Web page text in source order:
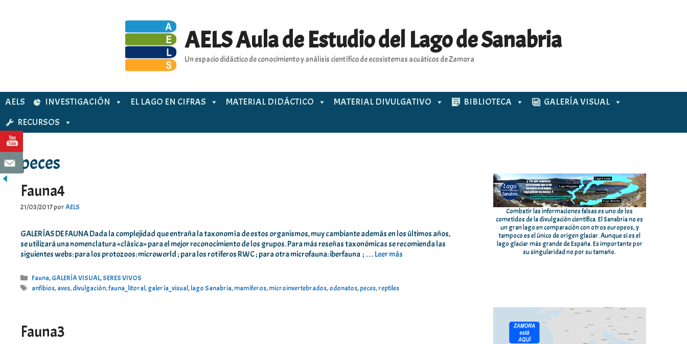
AELS Aula de Estudio del Lago de Sanabria
Un espacio didáctico de conocimiento y análisis científico de ecosistemas acuáticos de Zamora
AELS INVESTIGACIÓN EL LAGO EN CIFRAS MATERIAL DIDÁCTICO MATERIAL DIVULGATIVO BIBLIOTECA
GALERÍA VISUAL
RECURSOS
peces
Fauna4
21/03/2017porAELS
GALERÍAS DE FAUNA Dada la complejidad que entraña la taxonomía de estos organismos, muy cambiante además en los últimos años,
se utilizará una nomenclatura «clásica» para el mejor reconocimiento de los grupos. Para más reseñas taxonómicas se recomienda las
siguientes webs: para los protozoos: microworld ; para los rotíferos RWC ; para otra microfauna: iberfauna ; … Leer más
Categorías
Fauna,GALERÍA VISUAL,SERES VIVOS
Etiquetas
anfibios,aves,divulgación,fauna_litoral,galería_visual,lago Sanabria,mamíferos,microinvertebrados,odonatos,peces,reptiles
Fauna3
Combatir las informaciones falsas es uno de los
cometidos de la divulgación científica. El Sanabria no es
un gran lago en comparación con otros europeos, y
tampoco es el único de origen glaciar. Aunque sí es el
lago glaciar más grande de España. Es importante por
su singularidad no por su tamaño.